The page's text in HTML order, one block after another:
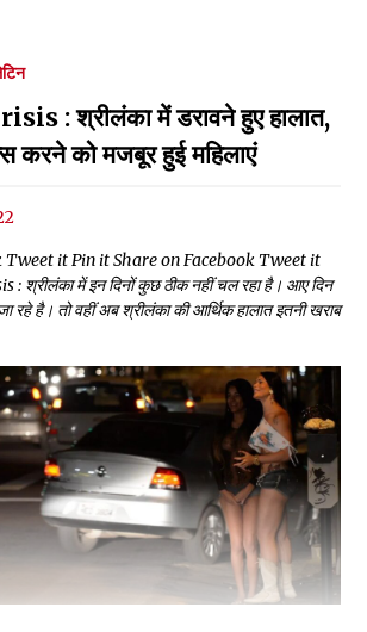
: श्रीलंका में डरावने हुए हालात,
करने को मजबूर हुई महिलाएं
Tweet it Pin it Share on Facebook Tweet it
श्रीलंका में इन दिनों कुछ ठीक नहीं चल रहा है। आए दिन
रहे है। तो वहीं अब श्रीलंका की आर्थिक हालात इतनी खराब